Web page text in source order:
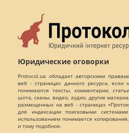
Юридические оговорки
Protocol.ua обладает авторскими
веб - страницах данного ресурса,
понимаются тексты, комментарии,
шота, сканы, видео, аудио, другие
размещенных на веб - страницах
для индексации поисковыми
использованием понимается
и тому подобное.